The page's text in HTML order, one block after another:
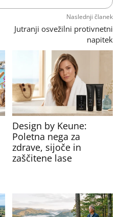
Naslednji članek
Jutranji osvežilni protivnetni
napitek
Design by Keune:
Poletna nega za
zdrave, sijoče in
zaščitene lase